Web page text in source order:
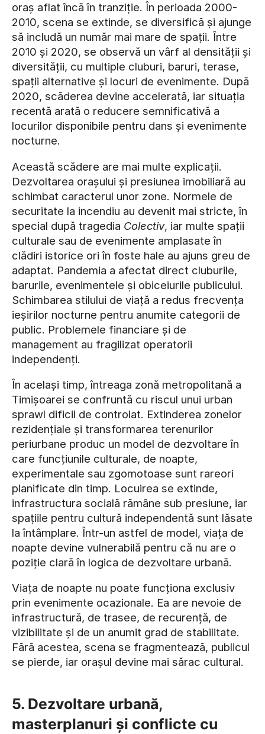
oraș aflat încă în tranziție. În perioada 2000-
2010, scena se extinde, se diversifică și ajunge
să includă un număr mai mare de spații. Între
2010 și 2020, se observă un vârf al densității și
diversității, cu multiple cluburi, baruri, terase,
spații alternative și locuri de evenimente. După
2020, scăderea devine accelerată, iar situația
recentă arată o reducere semnificativă a
locurilor disponibile pentru dans și evenimente
nocturne.
Această scădere are mai multe explicații.
Dezvoltarea orașului și presiunea imobiliară au
schimbat caracterul unor zone. Normele de
securitate la incendiu au devenit mai stricte, în
special după tragedia Colectiv, iar multe spații
culturale sau de evenimente amplasate în
clădiri istorice ori în foste hale au ajuns greu de
adaptat. Pandemia a afectat direct cluburile,
barurile, evenimentele și obiceiurile publicului.
Schimbarea stilului de viață a redus frecvența
ieșirilor nocturne pentru anumite categorii de
public. Problemele financiare și de
management au fragilizat operatorii
independenți.
În același timp, întreaga zonă metropolitană a
Timișoarei se confruntă cu riscul unui urban
sprawl dificil de controlat. Extinderea zonelor
rezidențiale și transformarea terenurilor
periurbane produc un model de dezvoltare în
care funcțiunile culturale, de noapte,
experimentale sau zgomotoase sunt rareori
planificate din timp. Locuirea se extinde,
infrastructura socială rămâne sub presiune, iar
spațiile pentru cultură independentă sunt lăsate
la întâmplare. Într-un astfel de model, viața de
noapte devine vulnerabilă pentru că nu are o
poziție clară în logica de dezvoltare urbană.
Viața de noapte nu poate funcționa exclusiv
prin evenimente ocazionale. Ea are nevoie de
infrastructură, de trasee, de recurență, de
vizibilitate și de un anumit grad de stabilitate.
Fără acestea, scena se fragmentează, publicul
se pierde, iar orașul devine mai sărac cultural.
5. Dezvoltare urbană,
masterplanuri și conflicte cu